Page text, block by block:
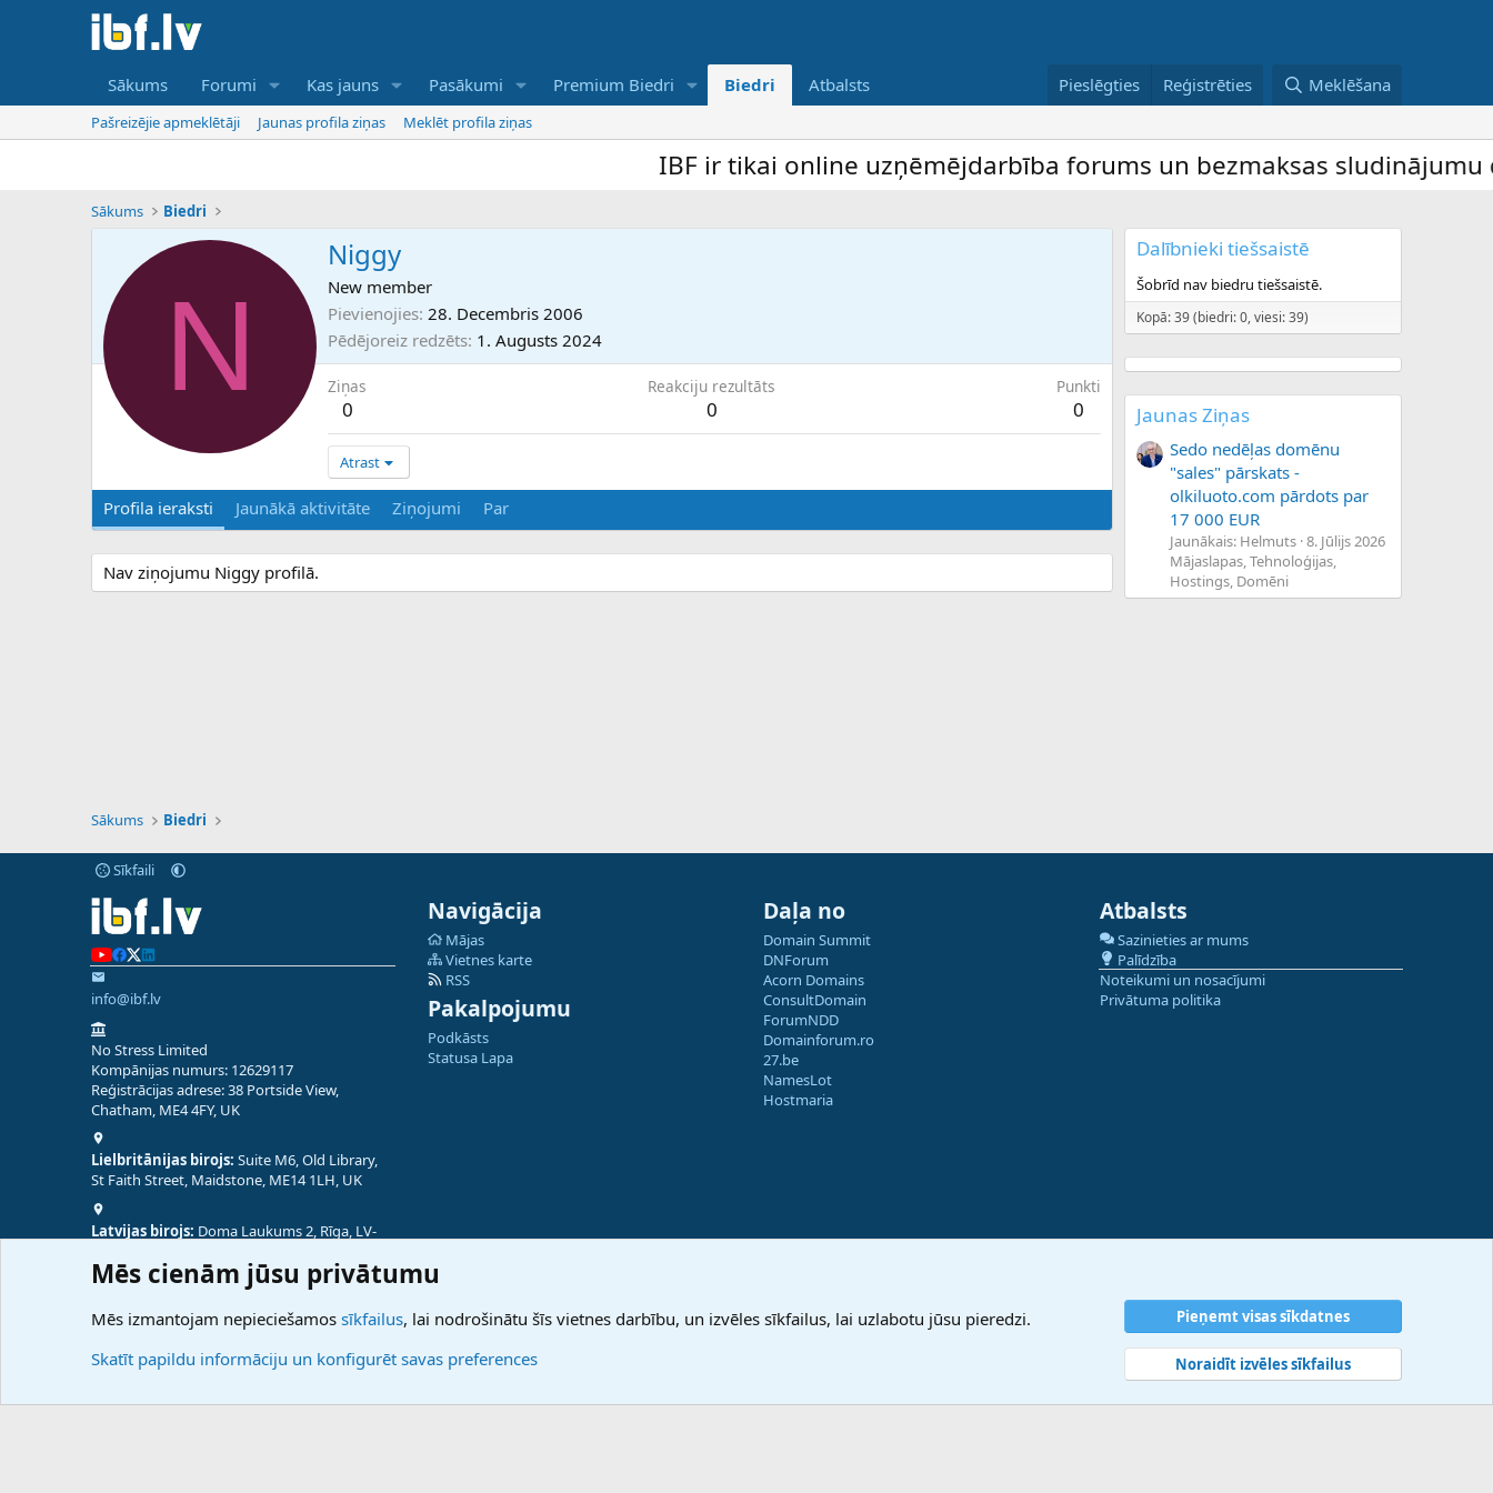
Sākums Forumi Kas jauns Pasākumi Premium Biedri Biedri Atbalsts Pieslēgties Reģistrēties Meklēšana
Pašreizējie apmeklētāji Jaunas profila ziņas Meklēt profila ziņas
IBF ir tikai online uzņēmējdarbība forums un bezmaksas sludinājumu
Sākums Biedri
N
Niggy
New member
Pievienojies 28. Decembris 2006
Pēdējoreiz redzēts 1. Augusts 2024
Ziņas
0
Reakciju rezultāts
0
Punkti
0
Atrast
Profila ieraksti Jaunākā aktivitāte Ziņojumi Par
Nav ziņojumu Niggy profilā.
Dalībnieki tiešsaistē
Šobrīd nav biedru tiešsaistē.
Kopā: 39 (biedri: 0, viesi: 39)
Jaunas Ziņas
Sedo nedēļas domēnu
"sales" pārskats -
olkiluoto.com pārdots par
17 000 EUR
Jaunākais: Helmuts 8. Jūlijs 2026
Mājaslapas, Tehnoloģijas,
Hostings, Domēni
Sākums Biedri
Sīkfaili
info@ibf.lv
No Stress Limited
Kompānijas numurs: 12629117
Reģistrācijas adrese: 38 Portside View,
Chatham, ME4 4FY, UK
Lielbritānijas birojs: Suite M6, Old Library,
St Faith Street, Maidstone, ME14 1LH, UK
Latvijas birojs: Doma Laukums 2, Rīga, LV-
Navigācija
Mājas
Vietnes karte
RSS
Pakalpojumu
Podkāsts
Statusa Lapa
Daļa no
Domain Summit
DNForum
Acorn Domains
ConsultDomain
ForumNDD
Domainforum.ro
27.be
NamesLot
Hostmaria
Atbalsts
Sazinieties ar mums
Palīdzība
Noteikumi un nosacījumi
Privātuma politika
Mēs cienām jūsu privātumu
Mēs izmantojam nepieciešamos sīkfailus, lai nodrošinātu šīs vietnes darbību, un izvēles sīkfailus, lai uzlabotu jūsu pieredzi.
Skatīt papildu informāciju un konfigurēt savas preferences
Pieņemt visas sīkdatnes
Noraidīt izvēles sīkfailus